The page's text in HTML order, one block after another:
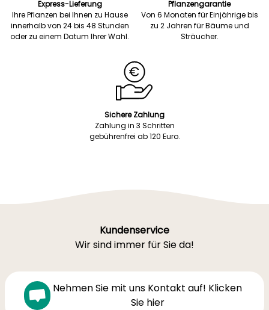
Express-Lieferung
Ihre Pflanzen bei Ihnen zu Hause
innerhalb von 24 bis 48 Stunden
oder zu einem Datum Ihrer Wahl.
Pflanzengarantie
Von 6 Monaten für Einjährige bis
zu 2 Jahren für Bäume und
Sträucher.
Sichere Zahlung
Zahlung in 3 Schritten
gebührenfrei ab 120 Euro.
Kundenservice
Wir sind immer für Sie da!
Nehmen Sie mit uns Kontakt auf! Klicken
Sie hier